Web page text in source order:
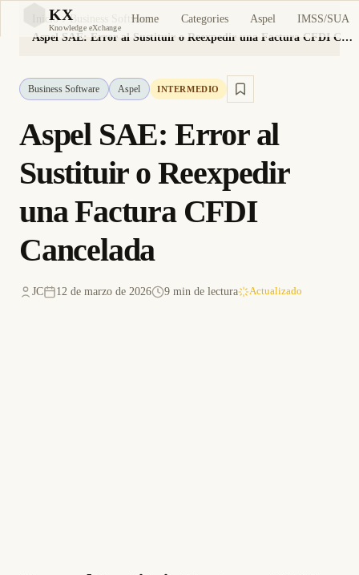
KX
Knowledge eXchange
Home Categories Aspel IMSS/SUA
Inicio
Business Software
Aspel SAE: Error al Sustituir o Reexpedir una Factura CFDI Cancelada
Business Software Aspel INTERMEDIO
Aspel SAE: Error al
Sustituir o Reexpedir
una Factura CFDI
Cancelada
JC 12 de marzo de 2026 9 min de lectura Actualizado